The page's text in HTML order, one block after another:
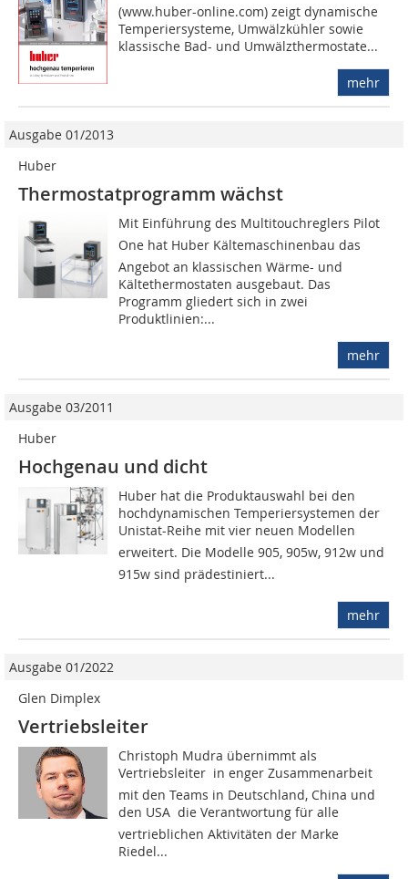
(www.huber-online.com) zeigt dynamische
Temperiersysteme, Umwälzkühler sowie
klassische Bad- und Umwälzthermostate...
mehr
Ausgabe 01/2013
Huber
Thermostatprogramm wächst
Mit Einführung des Multitouchreglers Pilot
One hat Huber Kältemaschinenbau das
Angebot an klassischen Wärme- und
Kältethermostaten ausgebaut. Das
Programm gliedert sich in zwei
Produktlinien:...
mehr
Ausgabe 03/2011
Huber
Hochgenau und dicht
Huber hat die Produktauswahl bei den
hochdynamischen Temperiersystemen der
Unistat-Reihe mit vier neuen Modellen
erweitert. Die Modelle 905, 905w, 912w und
915w sind prädestiniert...
mehr
Ausgabe 01/2022
Glen Dimplex
Vertriebsleiter
Christoph Mudra übernimmt als
Vertriebsleiter  in enger Zusammenarbeit
mit den Teams in Deutschland, China und
den USA  die Verantwortung für alle
vertrieblichen Aktivitäten der Marke
Riedel...